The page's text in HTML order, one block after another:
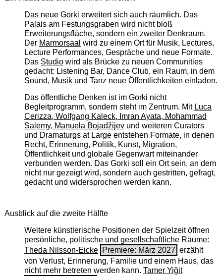
Das neue Gorki erweitert sich auch räumlich. Das
Palais am Festungsgraben wird nicht bloß
Erweiterungsfläche, sondern ein zweiter Denkraum.
Der Marmorsaal wird zu einem Ort für Musik, Lectures,
Lecture Performances, Gespräche und neue Formate.
Das Studiowird als Brücke zu neuen Communities
gedacht: Listening Bar, Dance Club, ein Raum, in dem
Sound, Musik und Tanz neue Öffentlichkeiten einladen.
Das öffentliche Denken ist im Gorki nicht
Begleitprogramm, sondern steht im Zentrum. Mit Luca
Cerizza, Wolfgang Kaleck, Imran Ayata, Mohammad
Salemy, Manuela Bojadžijevund weiteren Curators
und Dramaturgs at Large entstehen Formate, in denen
Recht, Erinnerung, Politik, Kunst, Migration,
Öffentlichkeit und globale Gegenwart miteinander
verbunden werden. Das Gorki soll ein Ort sein, an dem
nicht nur gezeigt wird, sondern auch gestritten, gefragt,
gedacht und widersprochen werden kann.
Ausblick auf die zweite Hälfte
Weitere künstlerische Positionen der Spielzeit öffnen
persönliche, politische und gesellschaftliche Räume:
Theda Nilsson-Eicke Premiere: März 2027 erzählt
von Verlust, Erinnerung, Familie und einem Haus, das
nicht mehr betreten werden kann. Tamer Yiğit